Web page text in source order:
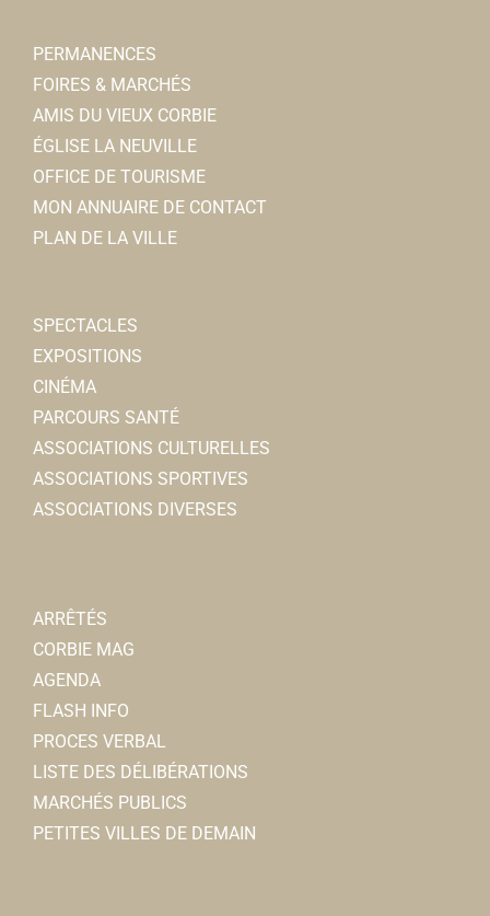
PERMANENCES
FOIRES & MARCHÉS
AMIS DU VIEUX CORBIE
ÉGLISE LA NEUVILLE
OFFICE DE TOURISME
MON ANNUAIRE DE CONTACT
PLAN DE LA VILLE
SPECTACLES
EXPOSITIONS
CINÉMA
PARCOURS SANTÉ
ASSOCIATIONS CULTURELLES
ASSOCIATIONS SPORTIVES
ASSOCIATIONS DIVERSES
ARRÊTÉS
CORBIE MAG
AGENDA
FLASH INFO
PROCES VERBAL
LISTE DES DÉLIBÉRATIONS
MARCHÉS PUBLICS
PETITES VILLES DE DEMAIN